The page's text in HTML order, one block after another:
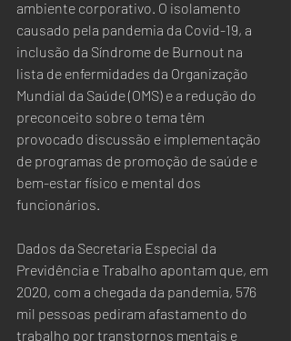
ambiente corporativo. O isolamento
causado pela pandemia da Covid-19, a
inclusão da Síndrome de Burnout na
lista de enfermidades da Organização
Mundial da Saúde (OMS) e a redução do
preconceito sobre o tema têm
provocado discussão e implementação
de programas de promoção de saúde e
bem-estar físico e mental dos
funcionários.
Dados da Secretaria Especial da
Previdência e Trabalho apontam que, em
2020, com a chegada da pandemia, 576
mil pessoas pediram afastamento do
trabalho por transtornos mentais e